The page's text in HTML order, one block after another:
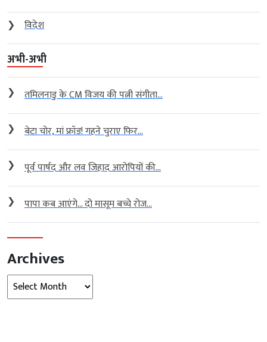
❯
विदेश
अभी-अभी
❯ तमिलनाडु के CM विजय की पत्नी संगीता...
❯ बेटा चोर, मां फ्रॉड! गहने चुराए फिर...
❯ पूर्व पार्षद और लव जिहाद आरोपियों की...
❯ पापा कब आएंगे… दो मासूम बच्चे रोज...
Archives
Archives